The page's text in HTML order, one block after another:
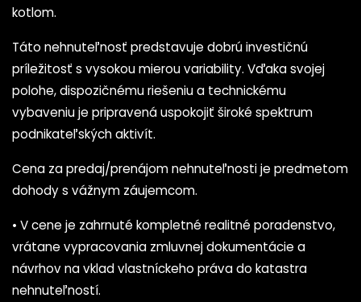
kotlom.
Táto nehnuteľnosť predstavuje dobrú investičnú
príležitosť s vysokou mierou variability. Vďaka svojej
polohe, dispozičnému riešeniu a technickému
vybaveniu je pripravená uspokojiť široké spektrum
podnikateľských aktivít.
Cena za predaj/prenájom nehnuteľnosti je predmetom
dohody s vážnym záujemcom.
• V cene je zahrnuté kompletné realitné poradenstvo,
vrátane vypracovania zmluvnej dokumentácie a
návrhov na vklad vlastníckeho práva do katastra
nehnuteľností.